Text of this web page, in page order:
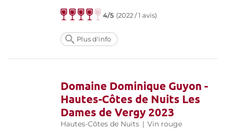
4/5 (2022 / 1 avis)
Plus d'info
Domaine Dominique Guyon -
Hautes-Côtes de Nuits Les
Dames de Vergy 2023
Hautes-Côtes de Nuits | Vin rouge